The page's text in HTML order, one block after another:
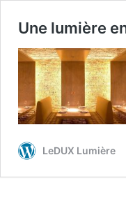
Une lumière
LeDUX Lumière